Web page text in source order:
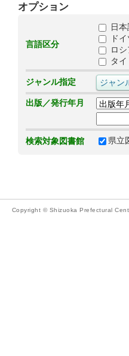
オプション
言語区分
日
ド
ロ
タイ
ジャンル指定
出版／発行年月
検索対象図書館 県立
Copyright © Shizuoka Prefectural